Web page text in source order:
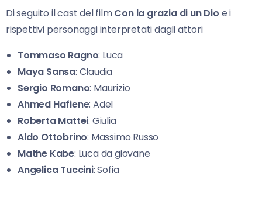
Di seguito il cast del filmCon la grazia di un Dio e i
rispettivi personaggi interpretati dagli attori
Tommaso Ragno: Luca
Maya Sansa: Claudia
Sergio Romano: Maurizio
Ahmed Hafiene: Adel
Roberta Mattei. Giulia
Aldo Ottobrino: Massimo Russo
Mathe Kabe: Luca da giovane
Angelica Tuccini: Sofia